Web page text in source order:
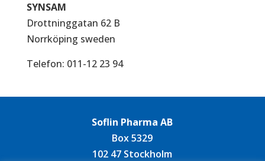
SYNSAM
Drottninggatan 62 B
Norrköping sweden
Telefon: 011-12 23 94
Soflin Pharma AB
Box 5329
102 47 Stockholm